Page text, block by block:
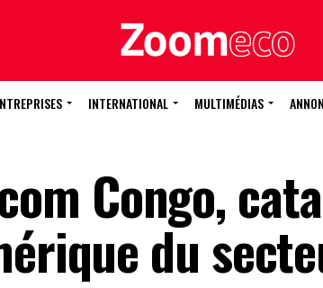
INTERNATIONAL MULTIMÉDIAS
Congo,
du